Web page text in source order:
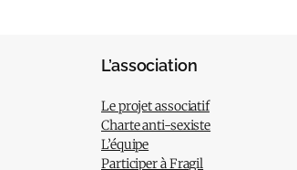
L’association
Le projet associatif
Charte anti-sexiste
L’équipe
Participer à Fragil